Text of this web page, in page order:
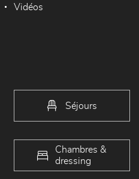
Vidéos
Séjours
Chambres &
dressing